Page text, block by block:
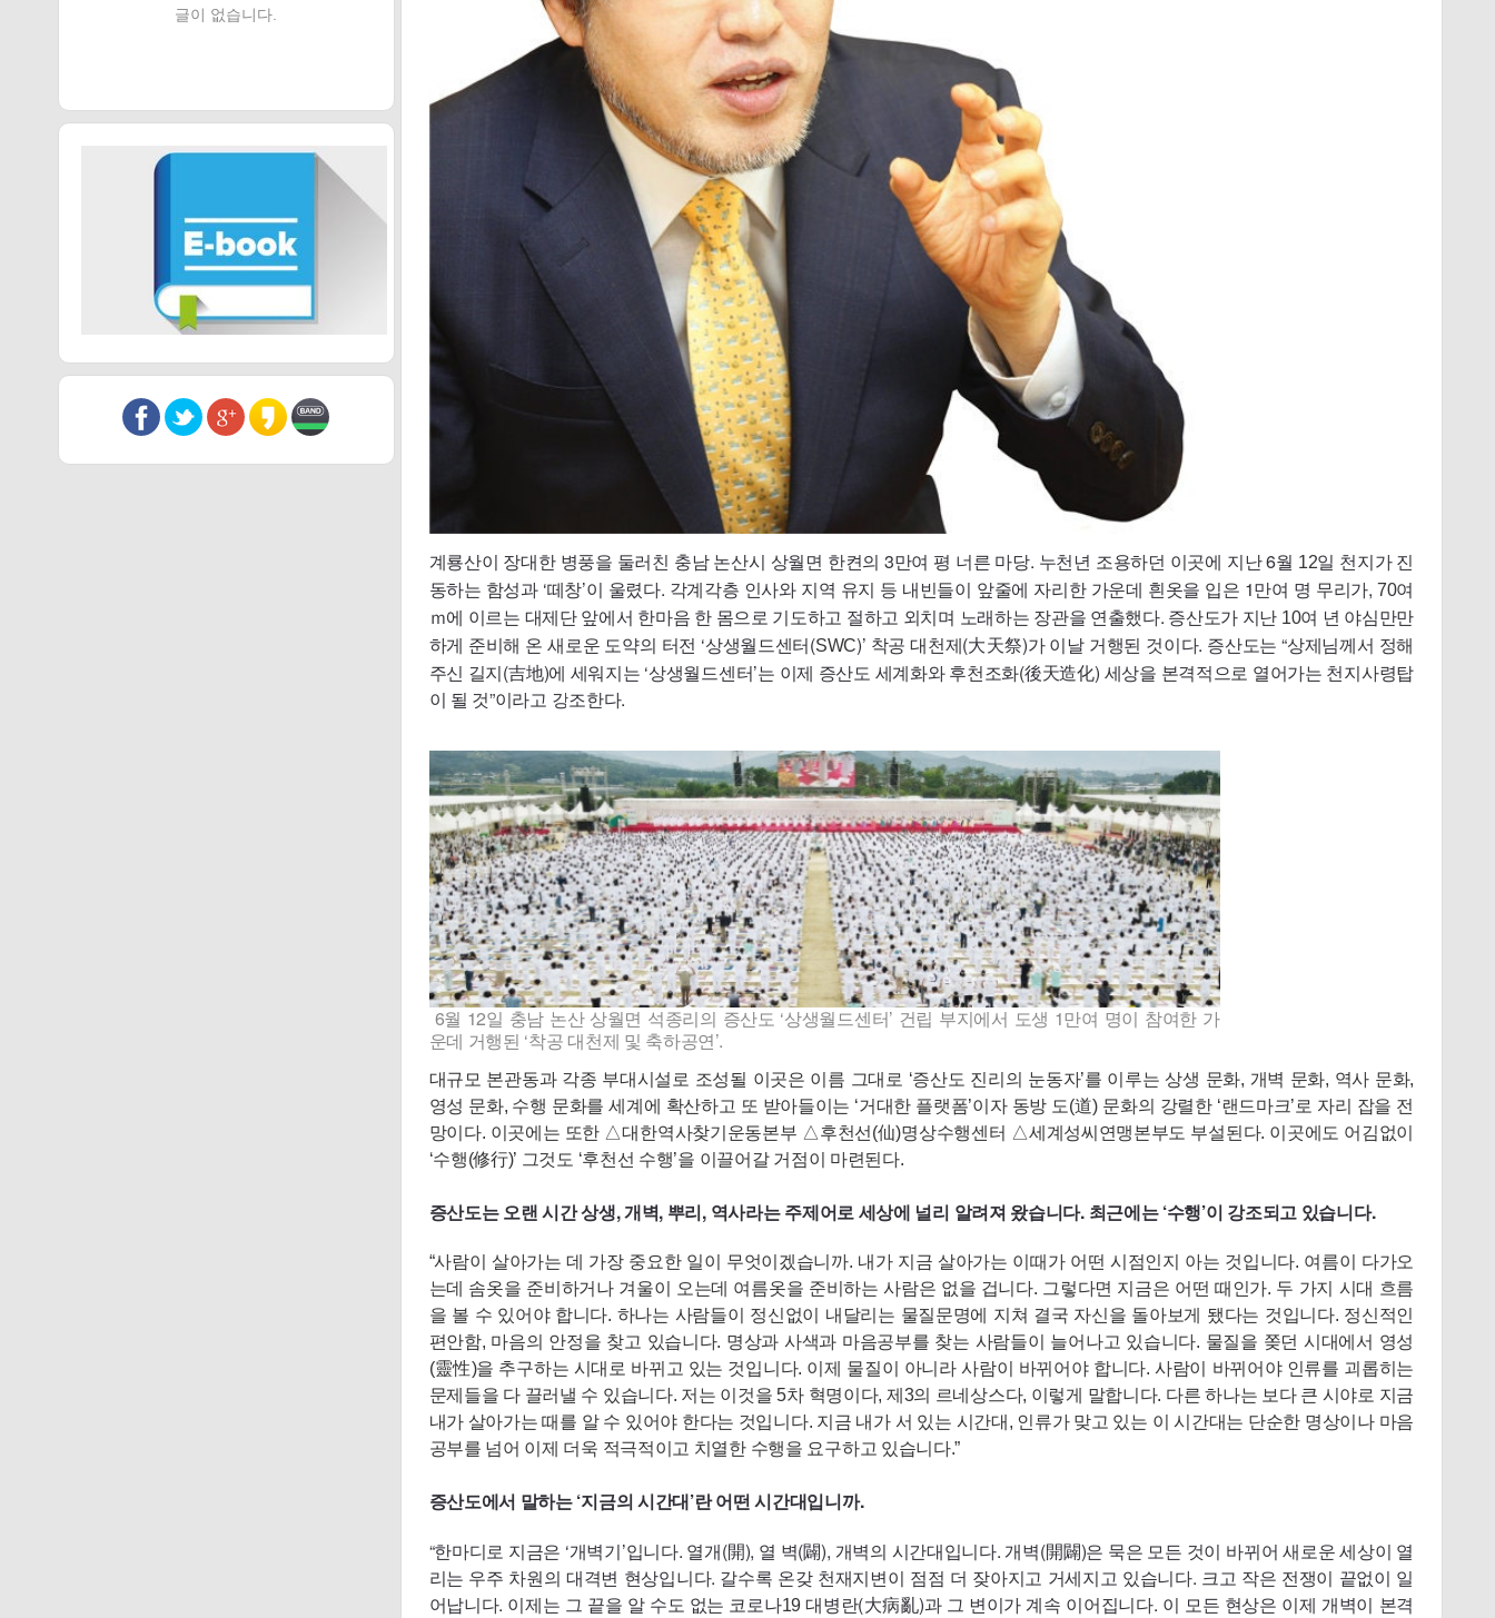
계룡산이 장대한 병풍을 둘러친 충남 논산시 상월면 한켠의 3만여 평 너른 마당. 누천년 조용하던 이곳에 지난 6월 12일 천지가 진
동하는 함성과 ‘떼창’이 울렸다. 각계각층 인사와 지역 유지 등 내빈들이 앞줄에 자리한 가운데 흰옷을 입은 1만여 명 무리가, 70여
ｍ에 이르는 대제단 앞에서 한마음 한 몸으로 기도하고 절하고 외치며 노래하는 장관을 연출했다. 증산도가 지난 10여 년 야심만만
하게 준비해 온 새로운 도약의 터전 ‘상생월드센터(SWC)’ 착공 대천제(大天祭)가 이날 거행된 것이다. 증산도는 “상제님께서 정해
주신 길지(吉地)에 세워지는 ‘상생월드센터’는 이제 증산도 세계화와 후천조화(後天造化) 세상을 본격적으로 열어가는 천지사령탑
이 될 것”이라고 강조한다.
6월 12일 충남 논산 상월면 석종리의 증산도 ‘상생월드센터’ 건립 부지에서 도생 1만여 명이 참여한 가
운데 거행된 ‘착공 대천제 및 축하공연’.
대규모 본관동과 각종 부대시설로 조성될 이곳은 이름 그대로 ‘증산도 진리의 눈동자’를 이루는 상생 문화, 개벽 문화, 역사 문화,
영성 문화, 수행 문화를 세계에 확산하고 또 받아들이는 ‘거대한 플랫폼’이자 동방 도(道) 문화의 강렬한 ‘랜드마크’로 자리 잡을 전
망이다. 이곳에는 또한 △대한역사찾기운동본부 △후천선(仙)명상수행센터 △세계성씨연맹본부도 부설된다. 이곳에도 어김없이
‘수행(修行)’ 그것도 ‘후천선 수행’을 이끌어갈 거점이 마련된다.
증산도는 오랜 시간 상생, 개벽, 뿌리, 역사라는 주제어로 세상에 널리 알려져 왔습니다. 최근에는 ‘수행’이 강조되고 있습니다.
“사람이 살아가는 데 가장 중요한 일이 무엇이겠습니까. 내가 지금 살아가는 이때가 어떤 시점인지 아는 것입니다. 여름이 다가오
는데 솜옷을 준비하거나 겨울이 오는데 여름옷을 준비하는 사람은 없을 겁니다. 그렇다면 지금은 어떤 때인가. 두 가지 시대 흐름
을 볼 수 있어야 합니다. 하나는 사람들이 정신없이 내달리는 물질문명에 지쳐 결국 자신을 돌아보게 됐다는 것입니다. 정신적인
편안함, 마음의 안정을 찾고 있습니다. 명상과 사색과 마음공부를 찾는 사람들이 늘어나고 있습니다. 물질을 쫒던 시대에서 영성
(靈性)을 추구하는 시대로 바뀌고 있는 것입니다. 이제 물질이 아니라 사람이 바뀌어야 합니다. 사람이 바뀌어야 인류를 괴롭히는
문제들을 다 끌러낼 수 있습니다. 저는 이것을 5차 혁명이다, 제3의 르네상스다, 이렇게 말합니다. 다른 하나는 보다 큰 시야로 지금
내가 살아가는 때를 알 수 있어야 한다는 것입니다. 지금 내가 서 있는 시간대, 인류가 맞고 있는 이 시간대는 단순한 명상이나 마음
공부를 넘어 이제 더욱 적극적이고 치열한 수행을 요구하고 있습니다.”
증산도에서 말하는 ‘지금의 시간대’란 어떤 시간대입니까.
“한마디로 지금은 ‘개벽기’입니다. 열개(開), 열 벽(闢), 개벽의 시간대입니다. 개벽(開闢)은 묵은 모든 것이 바뀌어 새로운 세상이 열
리는 우주 차원의 대격변 현상입니다. 갈수록 온갖 천재지변이 점점 더 잦아지고 거세지고 있습니다. 크고 작은 전쟁이 끝없이 일
어납니다. 이제는 그 끝을 알 수도 없는 코로나19 대병란(大病亂)과 그 변이가 계속 이어집니다. 이 모든 현상은 이제 개벽이 본격
글이 없습니다.